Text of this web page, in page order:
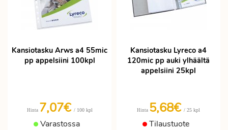
Kansiotasku Arws a4 55mic
pp appelsiini 100kpl
Hinta 7,07€ / 100 kpl
Varastossa
Kansiotasku Lyreco a4
120mic pp auki ylhäältä
appelsiini 25kpl
Hinta 5,68€ / 25 kpl
Tilaustuote